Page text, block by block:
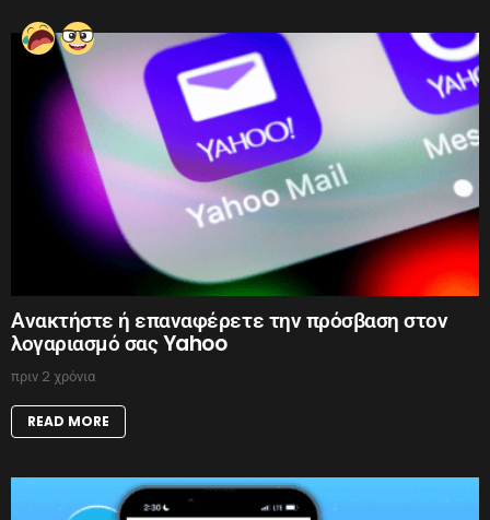
Ανακτήστε ή επαναφέρετε την πρόσβαση στον
λογαριασμό σας Yahoo
πριν 2 χρόνια
READ MORE